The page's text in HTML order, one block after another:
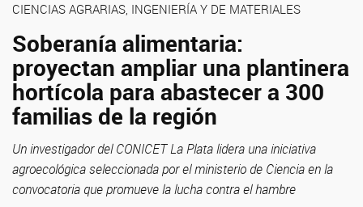
CIENCIAS AGRARIAS, INGENIERÍA Y DE MATERIALES
Soberanía alimentaria:
proyectan ampliar una plantinera
hortícola para abastecer a 300
familias de la región
Un investigador del CONICET La Plata lidera una iniciativa
agroecológica seleccionada por el ministerio de Ciencia en la
convocatoria que promueve la lucha contra el hambre